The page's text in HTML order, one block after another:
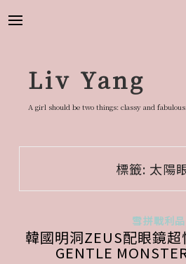
Liv Yang
A girl should be two things: classy and
標籤: 太陽
雪拼戰利品
韓國明洞ZEUS配眼鏡超
GENTLE